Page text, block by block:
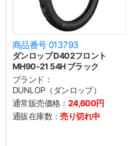
商品番号 013793
ダンロップ D402フロント
MH90-21 54H ブラック
ブランド：
DUNLOP（ダンロップ）
通常販売価格： 24,600円
通販在庫数：売り切れ中